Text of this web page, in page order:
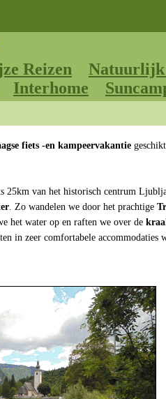
Reizen Natuurlijk
Interhome
fiets -en kampeervakantie
van het historisch centrum
. Zo wandelen we door het prachtige
het water op en raften we over de
in zeer comfortabele accommodaties